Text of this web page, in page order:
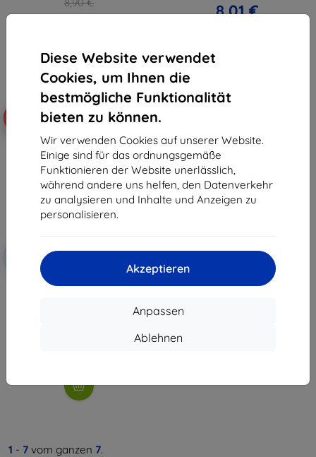
Diese Website verwendet
Cookies, um Ihnen die
bestmögliche Funktionalität
bieten zu können.
Wir verwenden Cookies auf unserer Website.
Einige sind für das ordnungsgemäße
Funktionieren der Website unerlässlich,
während andere uns helfen, den Datenverkehr
zu analysieren und Inhalte und Anzeigen zu
personalisieren.
Akzeptieren
Anpassen
Ablehnen
8,01 € 8,01 €
mit
Beline Buch-Case magnetisch
1 - 7 vom ganzen 7.